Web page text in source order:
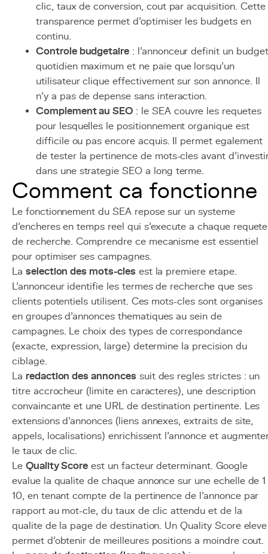
clic, taux de conversion, cout par acquisition. Cette
transparence permet d'optimiser les budgets en
continu.
Controle budgetaire : l'annonceur definit un budget
quotidien maximum et ne paie que lorsqu'un
utilisateur clique effectivement sur son annonce. Il
n'y a pas de depense sans interaction.
Complement au SEO : le SEA couvre les requetes
pour lesquelles le positionnement organique est
difficile ou pas encore acquis. Il permet egalement
de tester la pertinence de mots-cles avant
dans une strategie SEO a long terme.
Comment ca fonctionne
Le fonctionnement du SEA repose sur un systeme
d'encheres en temps reel qui s'execute a chaque requete
de recherche. Comprendre ce mecanisme est essentiel
pour optimiser ses campagnes.
La selection des mots-cles est la premiere etape.
L'annonceur identifie les termes de recherche que ses
clients potentiels utilisent. Ces mots-cles sont organises
en groupes d'annonces thematiques au sein de
campagnes. Le choix des types de correspondance
(exacte, expression, large) determine la precision du
ciblage.
La redaction des annonces suit des regles strictes : un
titre accrocheur (limite en caracteres), une description
convaincante et une URL de destination pertinente. Les
extensions d'annonces (liens annexes, extraits de site,
appels, localisations) enrichissent l'annonce et
le taux de clic.
Le Quality Score est un facteur determinant. Google
evalue la qualite de chaque annonce sur une echelle de 1
10, en tenant compte de la pertinence de l'annonce par
rapport au mot-cle, du taux de clic attendu et de la
qualite de la page de destination. Un Quality Score eleve
permet d'obtenir de meilleures positions a moindre cout.